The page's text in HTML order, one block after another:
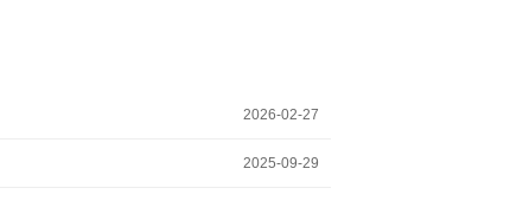
2026-02-27
2025-09-29